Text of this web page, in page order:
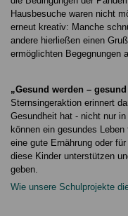
Hausbesuche waren nicht
erneut kreativ: Manche
andere hierließen einen
ermöglichten Begegnungen
„Gesund werden –
Sternsingeraktion erinnert
Gesundheit hat - nicht nur
können ein gesundes
eine gute Ernährung oder
diese Kinder unterstützen
geben.
Wie unsere Schulprojekte